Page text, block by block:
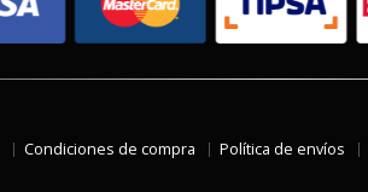
Condiciones de compra Política de envíos